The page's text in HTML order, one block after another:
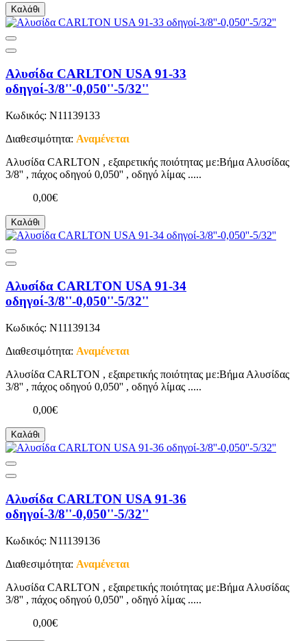
Καλάθι
Αλυσίδα CARLTON USA 91-33
οδηγοί-3/8''-0,050''-5/32''
Κωδικός: N11139133
Διαθεσιμότητα: Αναμένεται
Αλυσίδα CARLTON , εξαιρετικής ποιότητας με:Βήμα Αλυσίδας
3/8'' , πάχος οδηγού 0,050'' , οδηγό λίμας .....
0,00€
Καλάθι
Αλυσίδα CARLTON USA 91-34
οδηγοί-3/8''-0,050''-5/32''
Κωδικός: N11139134
Διαθεσιμότητα: Αναμένεται
Αλυσίδα CARLTON , εξαιρετικής ποιότητας με:Βήμα Αλυσίδας
3/8'' , πάχος οδηγού 0,050'' , οδηγό λίμας .....
0,00€
Καλάθι
Αλυσίδα CARLTON USA 91-36
οδηγοί-3/8''-0,050''-5/32''
Κωδικός: N11139136
Διαθεσιμότητα: Αναμένεται
Αλυσίδα CARLTON , εξαιρετικής ποιότητας με:Βήμα Αλυσίδας
3/8'' , πάχος οδηγού 0,050'' , οδηγό λίμας .....
0,00€